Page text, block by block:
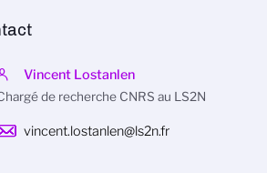
Vincent Lostanlen
de recherche CNRS au LS2N
vincent.lostanlen@ls2n.fr